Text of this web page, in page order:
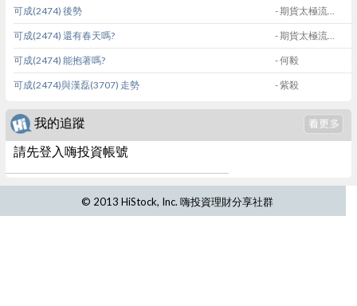
- 期貨太極流一徐諒諒
可成(2474) 後勢
- 期貨太極流一徐諒諒
可成(2474) 還有春天嗎?
- 何毅
可成(2474) 能抱著嗎?
- 紫殺
可成(2474)與漢磊(3707) 走勢
我的追蹤
請先登入嗨投資帳號
© 2013 HiStock, Inc. 嗨投資理財分享社群